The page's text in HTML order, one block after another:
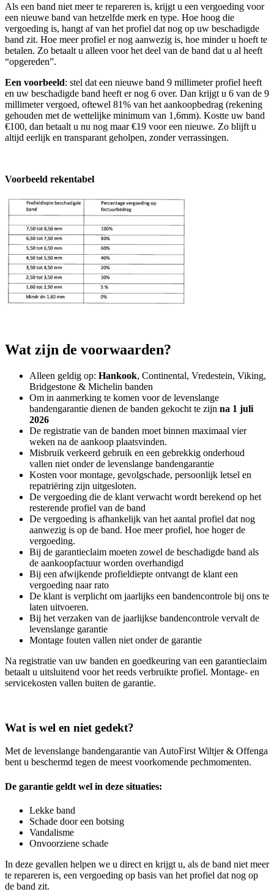
Als een band niet meer te repareren is, krijgt u een vergoeding voor
een nieuwe band van hetzelfde merk en type. Hoe hoog die
vergoeding is, hangt af van het profiel dat nog op uw beschadigde
band zit. Hoe meer profiel er nog aanwezig is, hoe minder u hoeft te
betalen. Zo betaalt u alleen voor het deel van de band dat u al heeft
“opgereden”.
Een voorbeeld: stel dat een nieuwe band 9 millimeter profiel heeft
en uw beschadigde band heeft er nog 6 over. Dan krijgt u 6 van de 9
millimeter vergoed, oftewel 81% van het aankoopbedrag (rekening
gehouden met de wettelijke minimum van 1,6mm). Kostte uw band
€100, dan betaalt u nu nog maar €19 voor een nieuwe. Zo blijft u
altijd eerlijk en transparant geholpen, zonder verrassingen.
Voorbeeld rekentabel
Wat zijn de voorwaarden?
Alleen geldig op: Hankook, Continental, Vredestein, Viking,
Bridgestone & Michelin banden
Om in aanmerking te komen voor de levenslange
bandengarantie dienen de banden gekocht te zijn na 1 juli
2026
De registratie van de banden moet binnen maximaal vier
weken na de aankoop plaatsvinden.
Misbruik verkeerd gebruik en een gebrekkig onderhoud
vallen niet onder de levenslange bandengarantie
Kosten voor montage, gevolgschade, persoonlijk letsel en
repatriëring zijn uitgesloten.
De vergoeding die de klant verwacht wordt berekend op het
resterende profiel van de band
De vergoeding is afhankelijk van het aantal profiel dat nog
aanwezig is op de band. Hoe meer profiel, hoe hoger de
vergoeding.
Bij de garantieclaim moeten zowel de beschadigde band als
de aankoopfactuur worden overhandigd
Bij een afwijkende profieldiepte ontvangt de klant een
vergoeding naar rato
De klant is verplicht om jaarlijks een bandencontrole bij ons te
laten uitvoeren.
Bij het verzaken van de jaarlijkse bandencontrole vervalt de
levenslange garantie
Montage fouten vallen niet onder de garantie
Na registratie van uw banden en goedkeuring van een garantieclaim
betaalt u uitsluitend voor het reeds verbruikte profiel. Montage- en
servicekosten vallen buiten de garantie.
Wat is wel en niet gedekt?
Met de levenslange bandengarantie van AutoFirst Wiltjer & Offenga
bent u beschermd tegen de meest voorkomende pechmomenten.
De garantie geldt wel in deze situaties:
Lekke band
Schade door een botsing
Vandalisme
Onvoorziene schade
In deze gevallen helpen we u direct en krijgt u, als de band niet meer
te repareren is, een vergoeding op basis van het profiel dat nog op
de band zit.